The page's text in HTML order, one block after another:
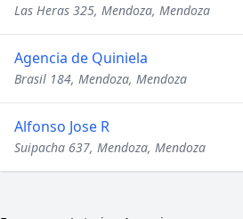
Las Heras 325, Mendoza, Mendoza
Agencia de Quiniela
Brasil 184, Mendoza, Mendoza
Alfonso Jose R
Suipacha 637, Mendoza, Mendoza